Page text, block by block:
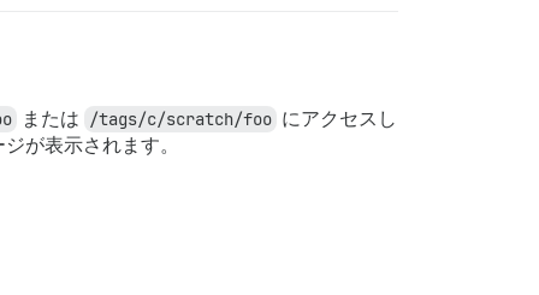
または /tags/c/scratch/foo にアクセスし
が表示されます。